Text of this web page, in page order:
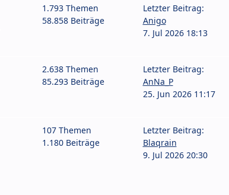
1.793 Themen
58.858 Beiträge
Letzter Beitrag:
Anigo
7. Jul 2026 18:13
2.638 Themen
85.293 Beiträge
Letzter Beitrag:
AnNa_P
25. Jun 2026 11:17
107 Themen
1.180 Beiträge
Letzter Beitrag:
Blaqrain
9. Jul 2026 20:30